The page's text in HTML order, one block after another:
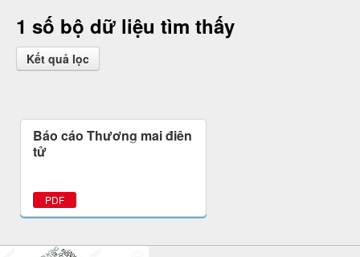
1 số bộ dữ liệu tìm thấy
Kết quả lọc
Báo cáo Thương mại điện
tử
PDF